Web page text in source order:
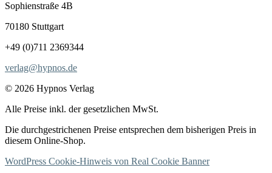
Sophienstraße 4B
70180 Stuttgart
+49 (0)711 2369344
verlag@hypnos.de
© 2026 Hypnos Verlag
Alle Preise inkl. der gesetzlichen MwSt.
Die durchgestrichenen Preise entsprechen dem bisherigen Preis in
diesem Online-Shop.
WordPress Cookie-Hinweis von Real Cookie Banner